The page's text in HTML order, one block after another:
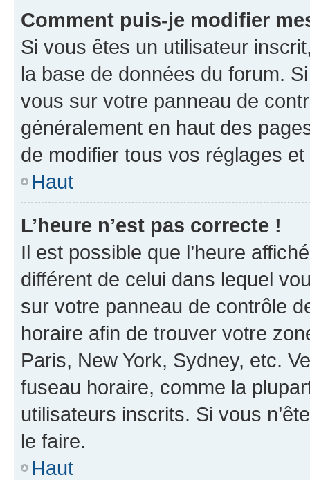
Comment puis-je modifier
Si vous êtes un utilisateur
la base de données du forum.
vous sur votre panneau de
généralement en haut des
de modifier tous vos réglages
Haut
L’heure n’est pas correcte !
Il est possible que l’heure
différent de celui dans lequel
sur votre panneau de contrôle
horaire afin de trouver votre
Paris, New York, Sydney, etc.
fuseau horaire, comme la
utilisateurs inscrits. Si vous
le faire.
Haut